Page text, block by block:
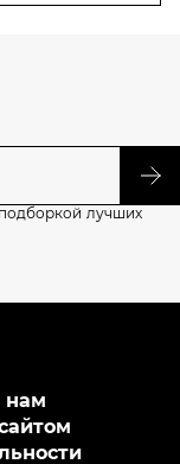
лучших
нам